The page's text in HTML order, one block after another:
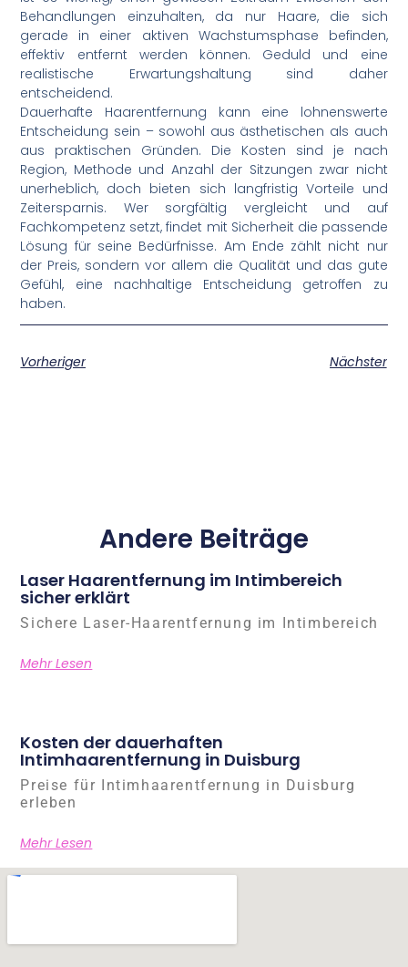
Behandlungen einzuhalten, da nur Haare, die sich
gerade in einer aktiven Wachstumsphase befinden,
effektiv entfernt werden können. Geduld und eine
realistische Erwartungshaltung sind daher
entscheidend.
Dauerhafte Haarentfernung kann eine lohnenswerte
Entscheidung sein – sowohl aus ästhetischen als auch
aus praktischen Gründen. Die Kosten sind je nach
Region, Methode und Anzahl der Sitzungen zwar nicht
unerheblich, doch bieten sich langfristig Vorteile und
Zeitersparnis. Wer sorgfältig vergleicht und auf
Fachkompetenz setzt, findet mit Sicherheit die passende
Lösung für seine Bedürfnisse. Am Ende zählt nicht nur
der Preis, sondern vor allem die Qualität und das gute
Gefühl, eine nachhaltige Entscheidung getroffen zu
haben.
Vorheriger Nächster
Andere Beiträge
Laser Haarentfernung im Intimbereich
sicher erklärt
Sichere Laser-Haarentfernung im Intimbereich
Mehr Lesen
Kosten der dauerhaften
Intimhaarentfernung in Duisburg
Preise für Intimhaarentfernung in Duisburg
erleben
Mehr Lesen